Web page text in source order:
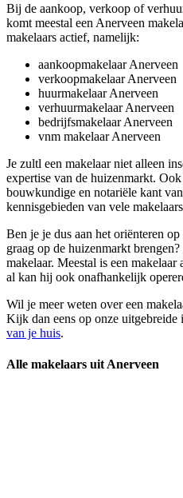
Bij de aankoop, verkoop of
komt meestal een Anerveen
makelaars actief, namelijk:
aankoopmakelaar Anerveen
verkoopmakelaar Anerveen
huurmakelaar Anerveen
verhuurmakelaar Anerveen
bedrijfsmakelaar Anerveen
vnm makelaar Anerveen
Je zultl een makelaar niet alleen
expertise van de huizenmarkt.
bouwkundige en notariële kant
kennisgebieden van vele
Ben je je dus aan het oriënteren
graag op de huizenmarkt
makelaar. Meestal is een
al kan hij ook onafhankelijk
Wil je meer weten over een
Kijk dan eens op onze
van je huis.
Alle makelaars uit Anerveen